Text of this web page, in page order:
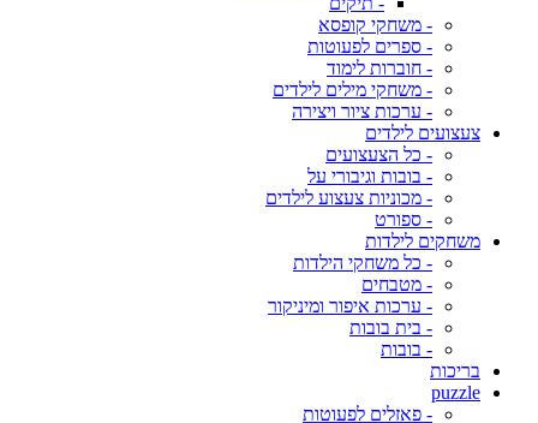
- משחקי קופסא
- ספרים לפעוטות
- חוברות לימוד
- משחקי מילים לילדים
- ערכות ציור ויצירה
צעצועים לילדים
- כל הצעצועים
- בובות וגיבורי על
- מכוניות צעצוע לילדים
- ספורט
משחקים לילדות
- כל משחקי הילדות
- מטבחים
- ערכות איפור ומיניקור
- בית בובות
- בובות
בריכות
puzzle
- פאזלים לפעוטות